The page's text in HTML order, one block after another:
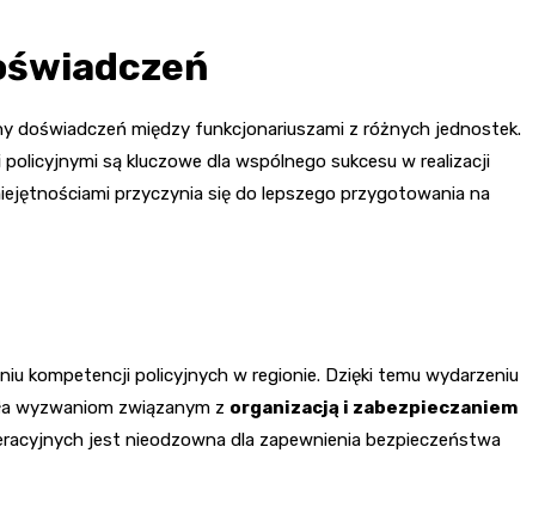
doświadczeń między funkcjonariuszami z różnych jednostek.
są kluczowe dla wspólnego sukcesu w realizacji
przyczynia się do lepszego przygotowania na
kompetencji policyjnych w regionie. Dzięki temu wydarzeniu
wyzwaniom związanym z organizacją i zabezpieczaniem
jest nieodzowna dla zapewnienia bezpieczeństwa